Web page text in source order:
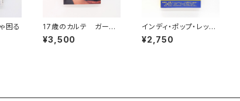
困る
17歳のカルテ ガーデ
ンシネマ・イクスプレス
第67号 （映画パンフ
¥3,500
インディ・ポップ・レッス
ン ディスクガイド
¥2,750